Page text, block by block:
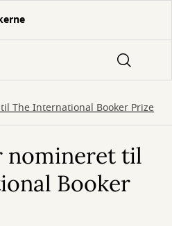
The International Booker Prize
nomineret til
Booker